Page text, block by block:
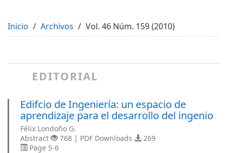
Inicio Archivos Vol. 46 Núm. 159 (2010)
EDITORIAL
Edifcio de Ingeniería: un espacio de
aprendizaje para el desarrollo del ingenio
Félix Londoño G.
Abstract
768 | PDF Downloads
269
Page 5-6